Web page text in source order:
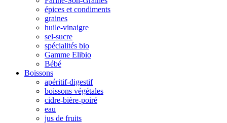
épices et condiments
graines
huile-vinaigre
sel-sucre
spécialités bio
Gamme Elibio
Bébé
Boissons
apéritif-digestif
boissons végétales
cidre-bière-poiré
eau
jus de fruits